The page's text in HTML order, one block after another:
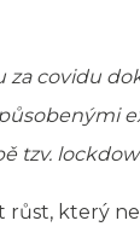
za covidu
tzv.
který